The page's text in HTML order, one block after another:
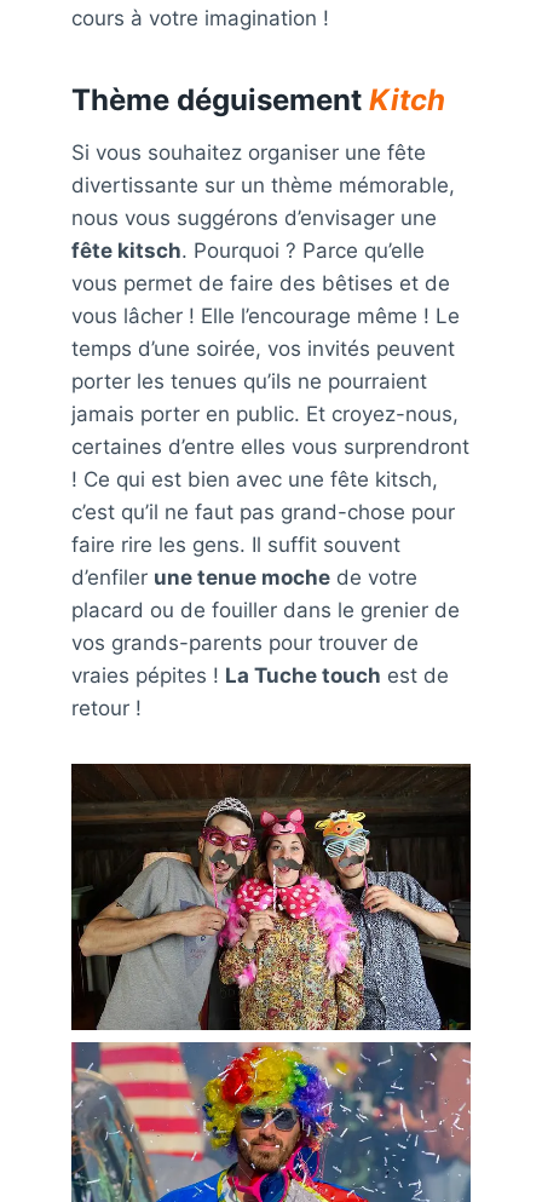
cours à votre imagination !
Thème déguisement Kitch
Si vous souhaitez organiser une fête
divertissante sur un thème mémorable,
nous vous suggérons d’envisager une
fête kitsch. Pourquoi ? Parce qu’elle
vous permet de faire des bêtises et de
vous lâcher ! Elle l’encourage même ! Le
temps d’une soirée, vos invités peuvent
porter les tenues qu’ils ne pourraient
jamais porter en public. Et croyez-nous,
certaines d’entre elles vous surprendront
! Ce qui est bien avec une fête kitsch,
c’est qu’il ne faut pas grand-chose pour
faire rire les gens. Il suffit souvent
d’enfiler une tenue moche de votre
placard ou de fouiller dans le grenier de
vos grands-parents pour trouver de
vraies pépites ! La Tuche touch est de
retour !